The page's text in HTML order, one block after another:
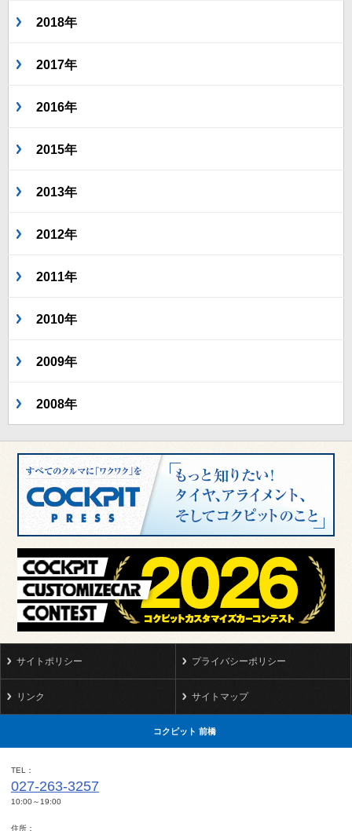
2018年
2017年
2016年
2015年
2013年
2012年
2011年
2010年
2009年
2008年
サイトポリシー プライバシーポリシー
リンク サイトマップ
コクピット 前橋
TEL
027-263-3257
10:00～19:00
住所